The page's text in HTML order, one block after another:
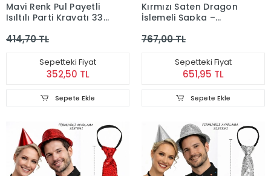
Mavi Renk Pul Payetli
Işıltılı Parti Kravatı 33
414,70 TL
Sepetteki Fiyat
352,50 TL
Sepete Ekle
Kırmızı Saten Dragon
İşlemeli Şapka –
767,00 TL
Sepetteki Fiyat
651,95 TL
Sepete Ekle